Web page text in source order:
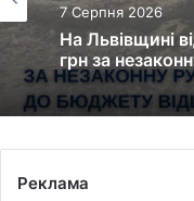
7 Серпня 2026
На Львівщині
грн за
Про освіту
7 Серпня 2026
У Львові на
зведе власний
Реклама